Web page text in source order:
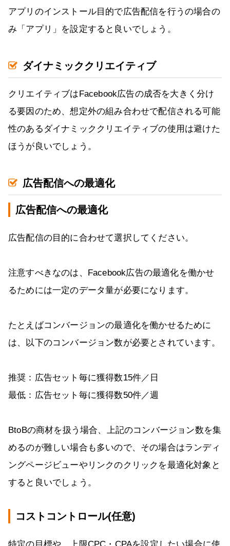
アプリのインストール目的で広告配信を行うの場合の
み「アプリ」を設定すると良いでしょう。
ダイナミッククリエイティブ
クリエイティブはFacebook広告の成否を大きく分け
る要因のため、想定外の組み合わせで配信される可能
性のあるダイナミッククリエイティブの使用は避けた
ほうが良いでしょう。
広告配信への最適化
広告配信への最適化
広告配信の目的に合わせて選択してください。
注意すべきなのは、Facebook広告の最適化を働かせ
るためには一定のデータ量が必要になります。
たとえばコンバージョンの最適化を働かせるために
は、以下のコンバージョン数が必要とされています。
推奨：広告セット毎に獲得数15件／日
最低：広告セット毎に獲得数50件／週
BtoBの商材を扱う場合、上記のコンバージョン数を集
めるのが難しい場合も多いので、その場合はランディ
ングページビューやリンクのクリックを最適化対象と
すると良いでしょう。
コストコントロール(任意)